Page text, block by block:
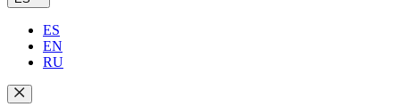
ES
EN
RU